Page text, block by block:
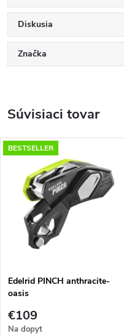
Diskusia
Značka
Súvisiaci tovar
BESTSELLER
Edelrid PINCH anthracite-
oasis
€109
Na dopyt